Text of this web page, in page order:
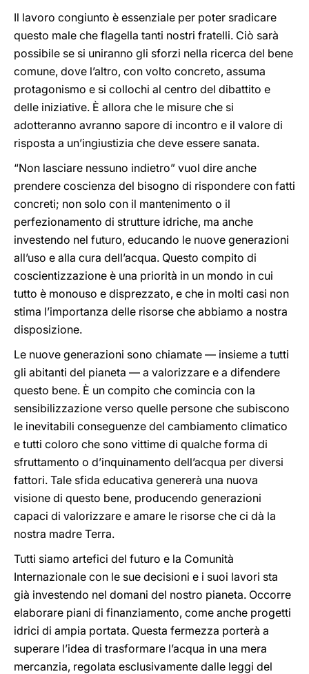
Il lavoro congiunto è essenziale per poter sradicare
questo male che flagella tanti nostri fratelli. Ciò sarà
possibile se si uniranno gli sforzi nella ricerca del bene
comune, dove l’altro, con volto concreto, assuma
protagonismo e si collochi al centro del dibattito e
delle iniziative. È allora che le misure che si
adotteranno avranno sapore di incontro e il valore di
risposta a un’ingiustizia che deve essere sanata.
“Non lasciare nessuno indietro” vuol dire anche
prendere coscienza del bisogno di rispondere con fatti
concreti; non solo con il mantenimento o il
perfezionamento di strutture idriche, ma anche
investendo nel futuro, educando le nuove generazioni
all’uso e alla cura dell’acqua. Questo compito di
coscientizzazione è una priorità in un mondo in cui
tutto è monouso e disprezzato, e che in molti casi non
stima l’importanza delle risorse che abbiamo a nostra
disposizione.
Le nuove generazioni sono chiamate — insieme a tutti
gli abitanti del pianeta — a valorizzare e a difendere
questo bene. È un compito che comincia con la
sensibilizzazione verso quelle persone che subiscono
le inevitabili conseguenze del cambiamento climatico
e tutti coloro che sono vittime di qualche forma di
sfruttamento o d’inquinamento dell’acqua per diversi
fattori. Tale sfida educativa genererà una nuova
visione di questo bene, producendo generazioni
capaci di valorizzare e amare le risorse che ci dà la
nostra madre Terra.
Tutti siamo artefici del futuro e la Comunità
Internazionale con le sue decisioni e i suoi lavori sta
già investendo nel domani del nostro pianeta. Occorre
elaborare piani di finanziamento, come anche progetti
idrici di ampia portata. Questa fermezza porterà a
superare l’idea di trasformare l’acqua in una mera
mercanzia, regolata esclusivamente dalle leggi del